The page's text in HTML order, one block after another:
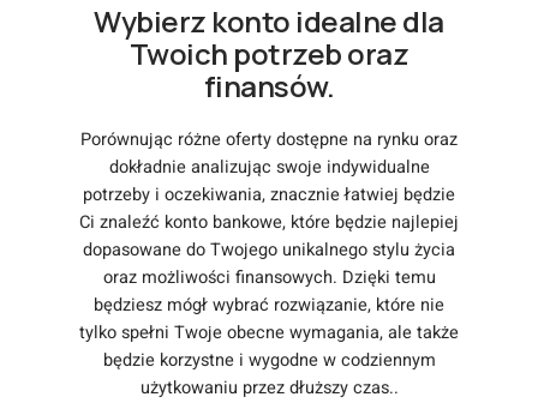
Wybierz konto idealne dla
Twoich potrzeb oraz
finansów.
Porównując różne oferty dostępne na rynku oraz
dokładnie analizując swoje indywidualne
potrzeby i oczekiwania, znacznie łatwiej będzie
Ci znaleźć konto bankowe, które będzie najlepiej
dopasowane do Twojego unikalnego stylu życia
oraz możliwości finansowych. Dzięki temu
będziesz mógł wybrać rozwiązanie, które nie
tylko spełni Twoje obecne wymagania, ale także
będzie korzystne i wygodne w codziennym
użytkowaniu przez dłuższy czas..